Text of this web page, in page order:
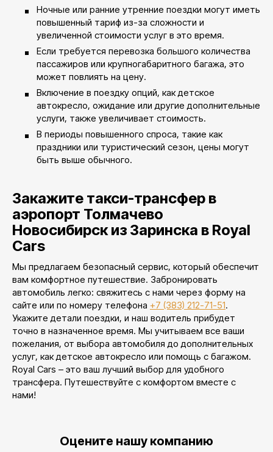
Ночные или ранние утренние поездки могут иметь
повышенный тариф из-за сложности и
увеличенной стоимости услуг в это время.
Если требуется перевозка большого количества
пассажиров или крупногабаритного багажа, это
может повлиять на цену.
Включение в поездку опций, как детское
автокресло, ожидание или другие дополнительные
услуги, также увеличивает стоимость.
В периоды повышенного спроса, такие как
праздники или туристический сезон, цены могут
быть выше обычного.
Закажите такси-трансфер в
аэропорт Толмачево
Новосибирск из Заринска в Royal
Cars
Мы предлагаем безопасный сервис, который обеспечит
вам комфортное путешествие. Забронировать
автомобиль легко: свяжитесь с нами через форму на
сайте или по номеру телефона +7 (383) 212-71-51.
Укажите детали поездки, и наш водитель прибудет
точно в назначенное время. Мы учитываем все ваши
пожелания, от выбора автомобиля до дополнительных
услуг, как детское автокресло или помощь с багажом.
Royal Cars – это ваш лучший выбор для удобного
трансфера. Путешествуйте с комфортом вместе с
нами!
Оцените нашу компанию